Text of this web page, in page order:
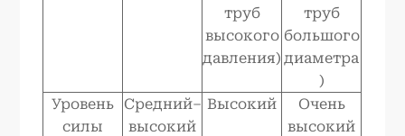
труб
высокого
давления)
труб
большого
диаметра
)
Уровень
силы
Средний–
высокий
Высокий
Очень
высокий